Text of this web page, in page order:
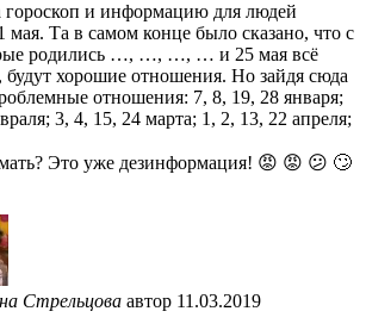
гороскоп и информацию для людей
Та в самом конце было сказано, что с
родились …, …, …, … и 25 мая всё
будут хорошие отношения. Но зайдя сюда
отношения: 7, 8, 19, 28 января;
3, 4, 15, 24 марта; 1, 2, 13, 22 апреля;
Это уже дезинформация! 😡 😡 😕 🙄
Стрельцова автор 11.03.2019